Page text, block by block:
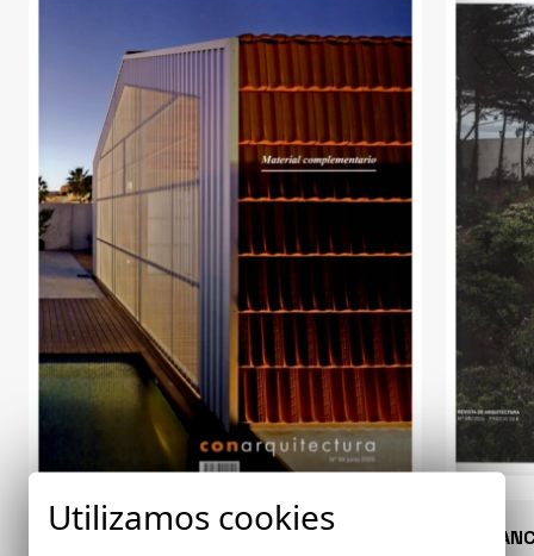
CONARQUITECTURA
EN
Utilizamos cookies